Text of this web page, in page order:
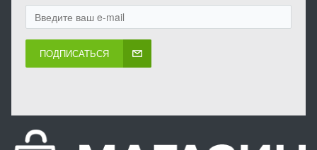
ПОДПИСАТЬСЯ